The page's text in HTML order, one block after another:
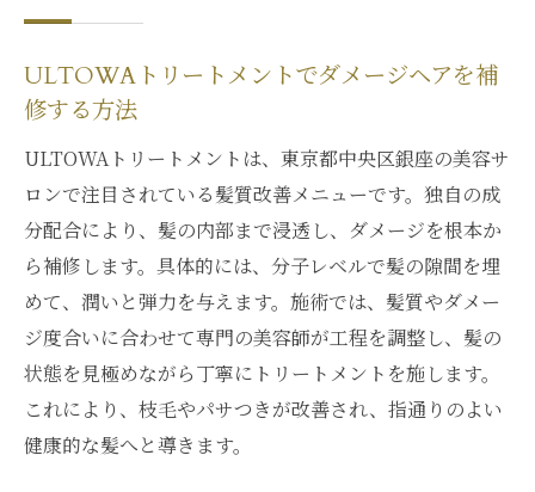
ULTOWAトリートメントでダメージヘアを補
修する方法
ULTOWAトリートメントは、東京都中央区銀座の美容サ
ロンで注目されている髪質改善メニューです。独自の成
分配合により、髪の内部まで浸透し、ダメージを根本か
ら補修します。具体的には、分子レベルで髪の隙間を埋
めて、潤いと弾力を与えます。施術では、髪質やダメー
ジ度合いに合わせて専門の美容師が工程を調整し、髪の
状態を見極めながら丁寧にトリートメントを施します。
これにより、枝毛やパサつきが改善され、指通りのよい
健康的な髪へと導きます。